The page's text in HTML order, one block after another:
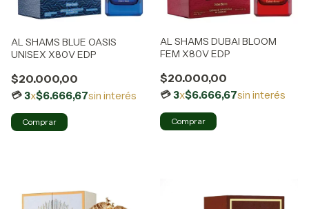
AL SHAMS BLUE OASIS
UNISEX X80V EDP
$20.000,00
3x$6.666,67sin interés
AL SHAMS DUBAI BLOOM
FEM X80V EDP
$20.000,00
3x$6.666,67sin interés